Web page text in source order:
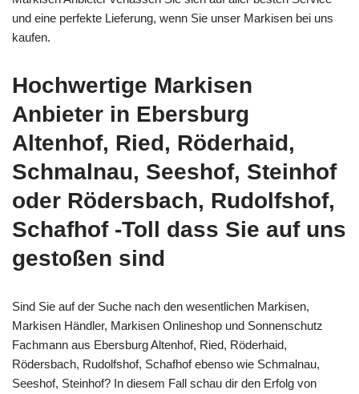
und eine perfekte Lieferung, wenn Sie unser Markisen bei uns
kaufen.
Hochwertige Markisen
Anbieter in Ebersburg
Altenhof, Ried, Röderhaid,
Schmalnau, Seeshof, Steinhof
oder Rödersbach, Rudolfshof,
Schafhof -Toll dass Sie auf uns
gestoßen sind
Sind Sie auf der Suche nach den wesentlichen Markisen,
Markisen Händler, Markisen Onlineshop und Sonnenschutz
Fachmann aus Ebersburg Altenhof, Ried, Röderhaid,
Rödersbach, Rudolfshof, Schafhof ebenso wie Schmalnau,
Seeshof, Steinhof? In diesem Fall schau dir den Erfolg von